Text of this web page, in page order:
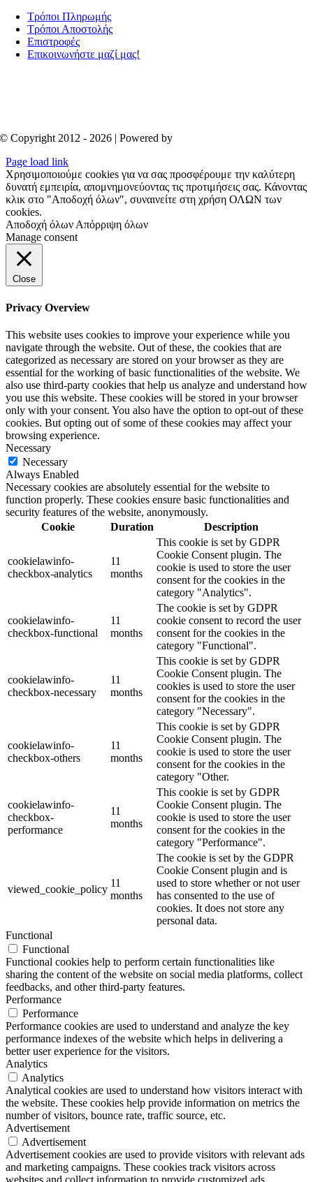
Τρόποι Πληρωμής
Τρόποι Αποστολής
Επιστροφές
Επικοινωνήστε μαζί μας!
© Copyright 2012 - 2026 | Powered by
Page load link
Χρησιμοποιούμε cookies για να σας προσφέρουμε την καλύτερη
δυνατή εμπειρία, απομνημονεύοντας τις προτιμήσεις σας. Κάνοντας
κλικ στο "Αποδοχή όλων", συναινείτε στη χρήση ΟΛΩΝ των
cookies.
Αποδοχή όλων Απόρριψη όλων
Manage consent
Close
Privacy Overview
This website uses cookies to improve your experience while you
navigate through the website. Out of these, the cookies that are
categorized as necessary are stored on your browser as they are
essential for the working of basic functionalities of the website. We
also use third-party cookies that help us analyze and understand how
you use this website. These cookies will be stored in your browser
only with your consent. You also have the option to opt-out of these
cookies. But opting out of some of these cookies may affect your
browsing experience.
Necessary
Necessary
Always Enabled
Necessary cookies are absolutely essential for the website to
function properly. These cookies ensure basic functionalities and
security features of the website, anonymously.
Cookie
Duration Description
cookielawinfo-
checkbox-analytics
11
months
This cookie is set by GDPR
Cookie Consent plugin. The
cookie is used to store the user
consent for the cookies in the
category "Analytics".
cookielawinfo-
checkbox-functional
11
months
The cookie is set by GDPR
cookie consent to record the user
consent for the cookies in the
category "Functional".
cookielawinfo-
checkbox-necessary
11
months
This cookie is set by GDPR
Cookie Consent plugin. The
cookies is used to store the user
consent for the cookies in the
category "Necessary".
cookielawinfo-
checkbox-others
11
months
This cookie is set by GDPR
Cookie Consent plugin. The
cookie is used to store the user
consent for the cookies in the
category "Other.
cookielawinfo-
checkbox-
performance
11
months
This cookie is set by GDPR
Cookie Consent plugin. The
cookie is used to store the user
consent for the cookies in the
category "Performance".
viewed_cookie_policy
11
months
The cookie is set by the GDPR
Cookie Consent plugin and is
used to store whether or not user
has consented to the use of
cookies. It does not store any
personal data.
Functional
Functional
Functional cookies help to perform certain functionalities like
sharing the content of the website on social media platforms, collect
feedbacks, and other third-party features.
Performance
Performance
Performance cookies are used to understand and analyze the key
performance indexes of the website which helps in delivering a
better user experience for the visitors.
Analytics
Analytics
Analytical cookies are used to understand how visitors interact with
the website. These cookies help provide information on metrics the
number of visitors, bounce rate, traffic source, etc.
Advertisement
Advertisement
Advertisement cookies are used to provide visitors with relevant ads
and marketing campaigns. These cookies track visitors across
websites and collect information to provide customized ads.